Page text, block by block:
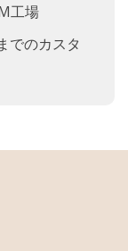
工場
でのカスタ